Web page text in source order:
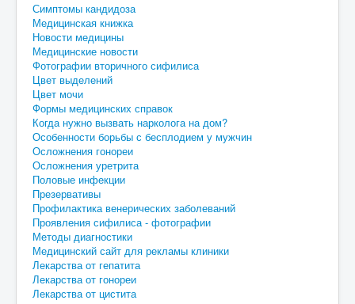
Симптомы кандидоза
Медицинская книжка
Новости медицины
Медицинские новости
Фотографии вторичного сифилиса
Цвет выделений
Цвет мочи
Формы медицинских справок
Когда нужно вызвать нарколога на дом?
Особенности борьбы с бесплодием у мужчин
Осложнения гонореи
Осложнения уретрита
Половые инфекции
Презервативы
Профилактика венерических заболеваний
Проявления сифилиса - фотографии
Методы диагностики
Медицинский сайт для рекламы клиники
Лекарства от гепатита
Лекарства от гонореи
Лекарства от цистита